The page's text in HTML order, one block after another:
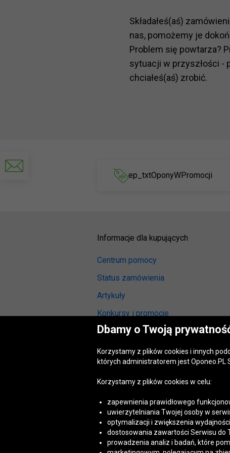
Składałeś(aś)
nas, pomożemy je
Problem się powtarza?
sytuacji w przyszłości -
chciałeś(aś) zrobić.
ep_txtOponyWPromocji
Informacje dla kupujących
Centrum pomocy
Status zamówienia
Artykuły
Konkursy i promocje
Odstąpienie od umowy
Reklamacja gwarancyjna
Opinie o oponach
Akt o usługach cyfrowych(DSA)
Dostępność cyfrowa
Dbamy o Twoją
Korzystamy z plików cookies i innych
których administratorem jest Oponeo.PL
Korzystamy z plików cookies w celu:
zapewnienia prawidłowego
uwierzytelniania Twojej osoby w
optymalizacji i zwiększenia wydajności
dostosowania zawartości Serwisu do
prowadzenia analiz i badań, które